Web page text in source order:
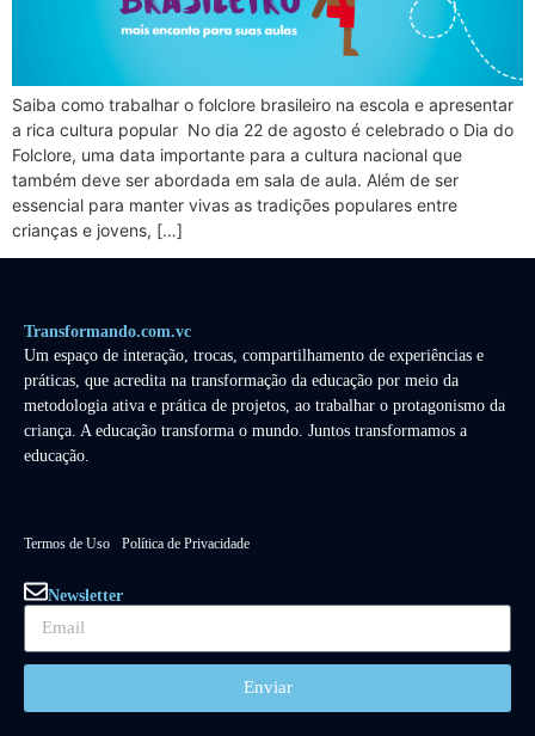
Saiba como trabalhar o folclore brasileiro na escola e apresentar
a rica cultura popular No dia 22 de agosto é celebrado o Dia do
Folclore, uma data importante para a cultura nacional que
também deve ser abordada em sala de aula. Além de ser
essencial para manter vivas as tradições populares entre
crianças e jovens, […]
Transformando.com.vc
Um espaço de interação, trocas, compartilhamento de experiências e
práticas, que acredita na transformação da educação por meio da
metodologia ativa e prática de projetos, ao trabalhar o protagonismo da
criança. A educação transforma o mundo. Juntos transformamos a
educação.
Termos de Uso Política de Privacidade
Newsletter
Enviar